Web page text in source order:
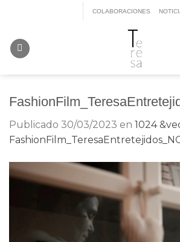
contenido
COLABORACIONES
Publicado 30/03/2023 en 1024